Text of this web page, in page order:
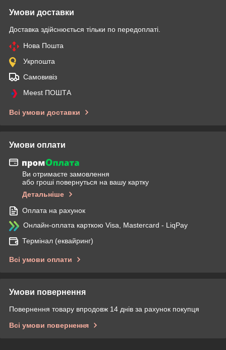
Умови доставки
Доставка здійснюється тільки по передоплаті.
Нова Пошта
Укрпошта
Самовивіз
Meest ПОШТА
Всі умови доставки
Умови оплати
Ви отримаєте замовлення
або гроші повернуться на вашу картку
Детальніше
Оплата на рахунок
Онлайн-оплата карткою Visa, Mastercard - LiqPay
Термінал (еквайринг)
Всі умови оплати
Умови повернення
Повернення товару впродовж 14 днів за рахунок покупця
Всі умови повернення